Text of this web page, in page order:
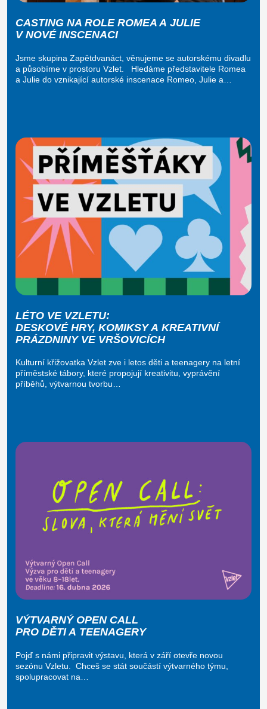
CASTING NA ROLE ROMEA A JULIE
V NOVÉ INSCENACI
Jsme skupina Zapětdvanáct, věnujeme se autorskému divadlu
a působíme v prostoru Vzlet. Hledáme představitele Romea
a Julie do vznikající autorské inscenace Romeo, Julie a…
LÉTO VE VZLETU:
DESKOVÉ HRY, KOMIKSY A KREATIVNÍ
PRÁZDNINY VE VRŠOVICÍCH
Kulturní křižovatka Vzlet zve i letos děti a teenagery na letní
příměstské tábory, které propojují kreativitu, vyprávění
příběhů, výtvarnou tvorbu…
VÝTVARNÝ OPEN CALL
PRO DĚTI A TEENAGERY
Pojď s námi připravit výstavu, která v září otevře novou
sezónu Vzletu. Chceš se stát součástí výtvarného týmu,
spolupracovat na…